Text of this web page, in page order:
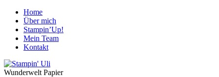
Home
Über mich
Stampin’Up!
Mein Team
Kontakt
Wunderwelt Papier